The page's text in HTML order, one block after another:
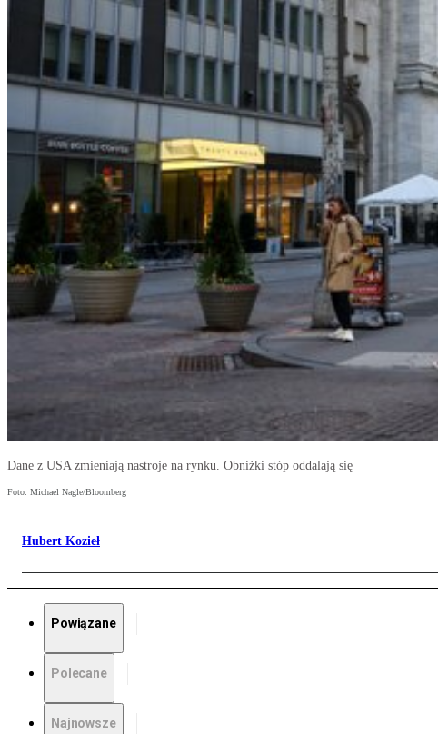
Dane z USA zmieniają nastroje na rynku. Obniżki stóp oddalają się
Foto: Michael Nagle/Bloomberg
Hubert Kozieł
Powiązane
Polecane
Najnowsze